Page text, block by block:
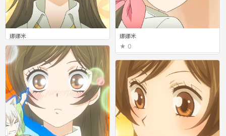
娜娜米
0
娜娜米
0